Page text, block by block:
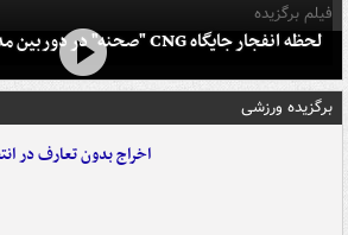
فیلم برگزیده
لحظه انفجار جایگاه CNG "صحنه" در دوربین مداربسته
برگزیده ورزشی
اخراج بدون تعارف در